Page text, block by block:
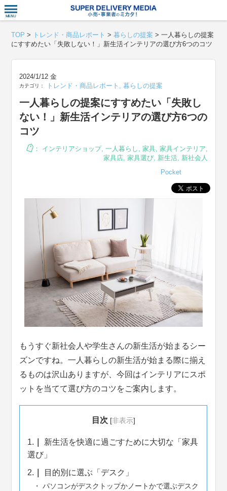
TOP > トレンド・商品レポート >暮らしの提案 >一人暮らしの提案
にすすめたい「失敗しない！」新生活インテリアの選び方6つのコツ
2024/1/12 金
カテゴリ： トレンド・商品レポート ,暮らしの提案
一人暮らしの提案にすすめたい「失敗し
ない！」新生活インテリアの選び方6つの
コツ
： インテリアショップ, 一人暮らし , 家具, 家具インテリア,
家具店, 家具選び, 新生活, 新社会人
Pocket
もうすぐ新社会人や学生さんの新生活が始まるシー
ズンですね。一人暮らしの新生活が始まる際に揃え
るものは沢山ありますが、今回はインテリアにスポ
ットを当てて選び方のコツをご案内します。
目次 [非表示]
1.
新生活を快適に過ごすために大切な「家具
選び」
2. 目的別に選ぶ「デスク」
パソコンがデスクトップかノートかで選ぶデスク